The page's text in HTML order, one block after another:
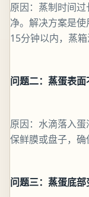
原因：蒸制时间
净。解决方案是
15分钟以内，蒸
问题二：蒸蛋表面
原因：水滴落入
保鲜膜或盘子，确
问题三：蒸蛋底